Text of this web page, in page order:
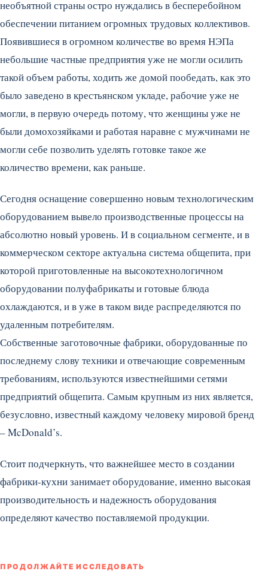
необъятной страны остро нуждались в бесперебойном
обеспечении питанием огромных трудовых коллективов.
Появившиеся в огромном количестве во время НЭПа
небольшие частные предприятия уже не могли осилить
такой объем работы, ходить же домой пообедать, как это
было заведено в крестьянском укладе, рабочие уже не
могли, в первую очередь потому, что женщины уже не
были домохозяйками и работая наравне с мужчинами не
могли себе позволить уделять готовке такое же
количество времени, как раньше.
Сегодня оснащение совершенно новым технологическим
оборудованием вывело производственные процессы на
абсолютно новый уровень. И в социальном сегменте, и в
коммерческом секторе актуальна система общепита, при
которой приготовленные на высокотехнологичном
оборудовании полуфабрикаты и готовые блюда
охлаждаются, и в уже в таком виде распределяются по
удаленным потребителям.
Собственные заготовочные фабрики, оборудованные по
последнему слову техники и отвечающие современным
требованиям, используются известнейшими сетями
предприятий общепита. Самым крупным из них является,
безусловно, известный каждому человеку мировой бренд
– McDonald’s.
Стоит подчеркнуть, что важнейшее место в создании
фабрики-кухни занимает оборудование, именно высокая
производительность и надежность оборудования
определяют качество поставляемой продукции.
ПРОДОЛЖАЙТЕ ИССЛЕДОВАТЬ